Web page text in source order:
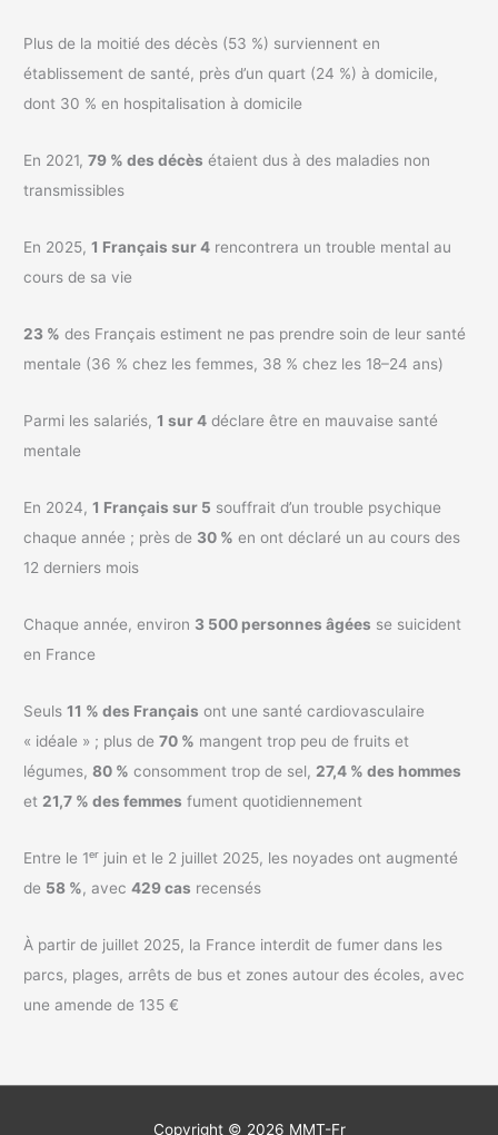
Plus de la moitié des décès (53 %) surviennent en
établissement de santé, près d’un quart (24 %) à domicile,
dont 30 % en hospitalisation à domicile
En 2021,79 % des décès étaient dus à des maladies non
transmissibles
En 2025,1 Français sur 4 rencontrera un trouble mental au
cours de sa vie
23 % des Français estiment ne pas prendre soin de leur santé
mentale (36 % chez les femmes, 38 % chez les 18–24 ans)
Parmi les salariés,1 sur 4 déclare être en mauvaise santé
mentale
En 2024,1 Français sur 5 souffrait d’un trouble psychique
chaque année ; près de 30 % en ont déclaré un au cours des
12 derniers mois
Chaque année, environ 3 500 personnes âgées se suicident
en France
Seuls11 % des Français ont une santé cardiovasculaire
« idéale » ; plus de70 % mangent trop peu de fruits et
légumes,80 % consomment trop de sel, 27,4 % des hommes
et 21,7 % des femmes fument quotidiennement
Entre le 1ᵉʳ juin et le 2 juillet 2025, les noyades ont augmenté
de 58 %, avec429 cas recensés
À partir de juillet 2025, la France interdit de fumer dans les
parcs, plages, arrêts de bus et zones autour des écoles, avec
une amende de 135 €
Copyright © 2026 MMT-Fr